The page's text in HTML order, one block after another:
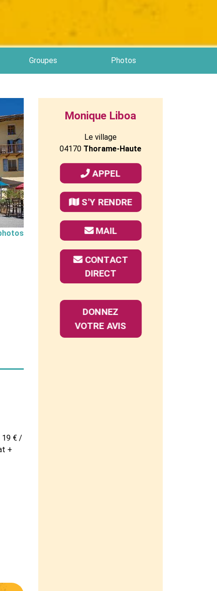
Groupes Photos
19 € /
+
Monique Liboa
Le village
04170 Thorame-Haute
APPEL
S'Y RENDRE
MAIL
CONTACT
DIRECT
DONNEZ
VOTRE AVIS